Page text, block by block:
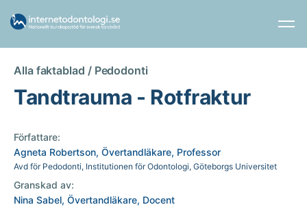
Alla faktablad / Pedodonti
Tandtrauma - Rotfraktur
Författare:
Agneta Robertson, Övertandläkare, Professor
Avd för Pedodonti, Institutionen för Odontologi, Göteborgs Universitet
Granskad av:
Nina Sabel, Övertandläkare, Docent